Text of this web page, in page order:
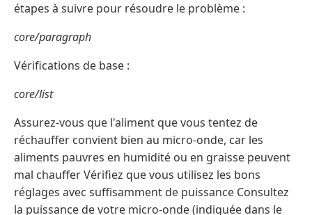
étapes à suivre pour résoudre le problème :
core/paragraph
Vérifications de base :
core/list
Assurez-vous que l'aliment que vous tentez de
réchauffer convient bien au micro-onde, car les
aliments pauvres en humidité ou en graisse peuvent
mal chauffer Vérifiez que vous utilisez les bons
réglages avec suffisamment de puissance Consultez
la puissance de votre micro-onde (indiquée dans le